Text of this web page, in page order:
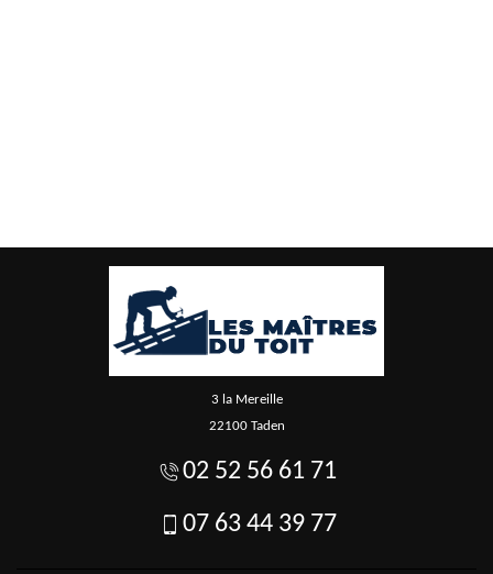
3 la Mereille
22100 Taden
02 52 56 61 71
07 63 44 39 77